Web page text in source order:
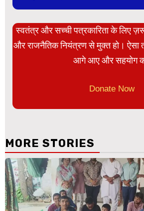
स्वतंत्र और सच्ची पत्रकारिता के लिए
और राजनैतिक नियंत्रण से मुक्त हो। ऐसा
आगे आए और सहयोग
Donate Now
MORE STORIES